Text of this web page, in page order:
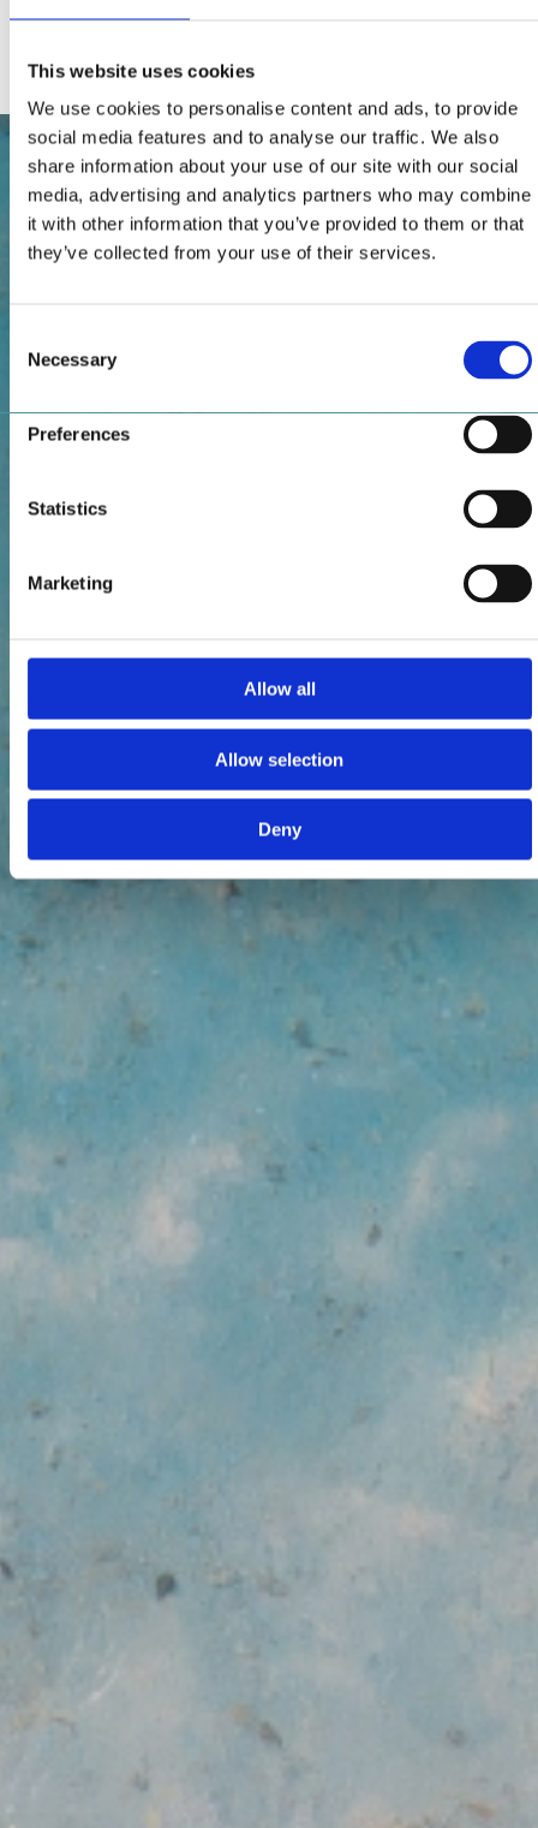
This website uses cookies
We use cookies to personalise content and ads, to provide
social media features and to analyse our traffic. We also
share information about your use of our site with our social
media, advertising and analytics partners who may combine
it with other information that you’ve provided to them or that
they’ve collected from your use of their services.
Selection
Necessary
Preferences
Statistics
Marketing
Allow all
Allow selection
Deny